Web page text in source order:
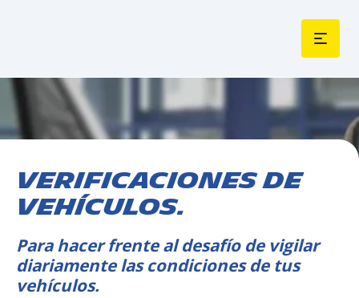
VERIFICACIONES DE
VEHÍCULOS.
Para hacer frente al desafío de vigilar
diariamente las condiciones de tus
vehículos.